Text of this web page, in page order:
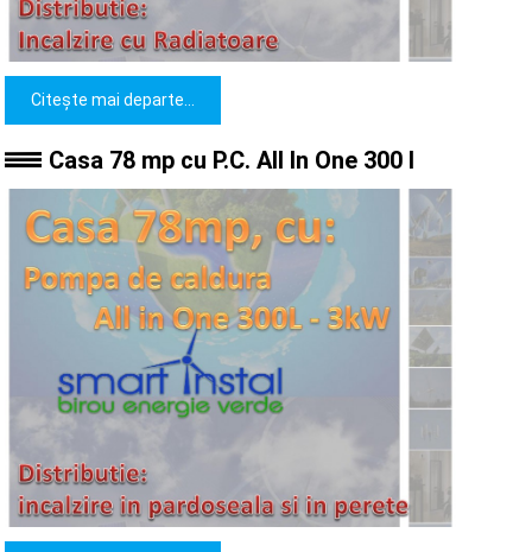
Citește mai departe...
Casa 78 mp cu P.C. All In One 300 l